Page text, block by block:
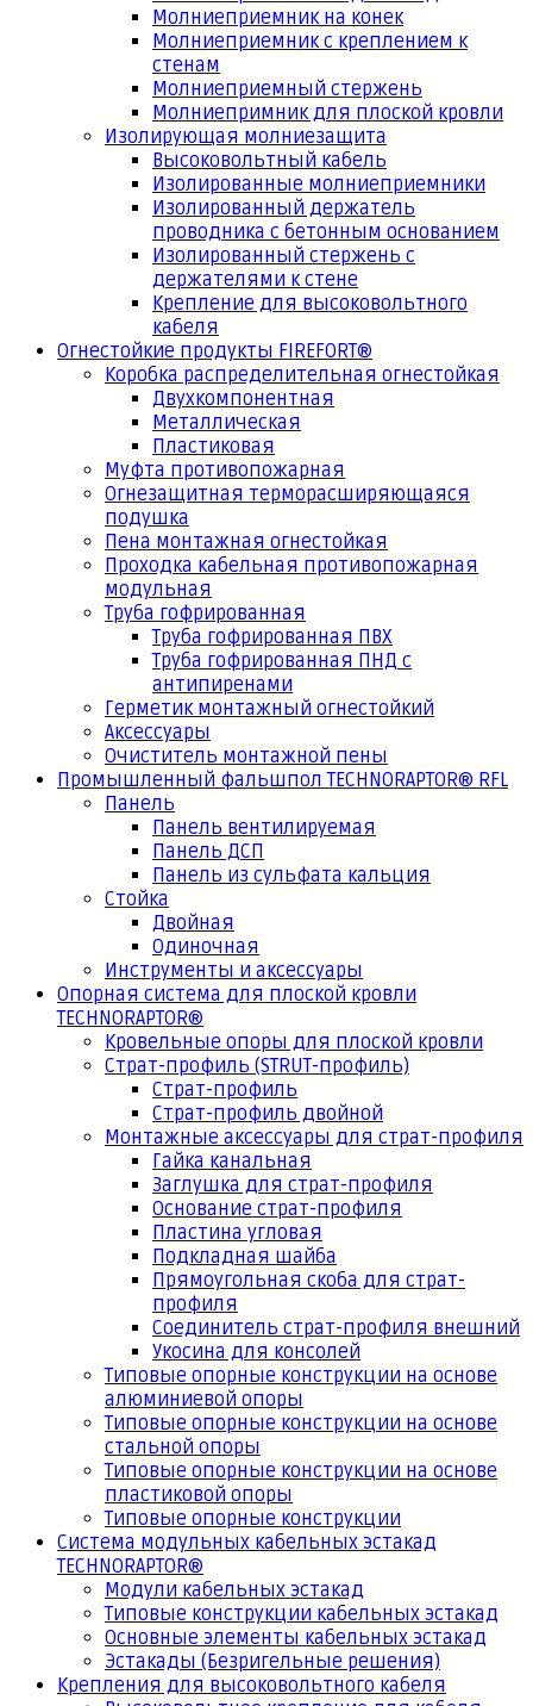
Молниеприемник на конек
Молниеприемник с креплением к
стенам
Молниеприемный стержень
Молниепримник для плоской кровли
Изолирующая молниезащита
Высоковольтный кабель
Изолированные молниеприемники
Изолированный держатель
проводника с бетонным основанием
Изолированный стержень с
держателями к стене
Крепление для высоковольтного
кабеля
Огнестойкие продукты FIREFORT®
Коробка распределительная огнестойкая
Двухкомпонентная
Металлическая
Пластиковая
Муфта противопожарная
Огнезащитная терморасширяющаяся
подушка
Пена монтажная огнестойкая
Проходка кабельная противопожарная
модульная
Труба гофрированная
Труба гофрированная ПВХ
Труба гофрированная ПНД с
антипиренами
Герметик монтажный огнестойкий
Аксессуары
Очиститель монтажной пены
Промышленный фальшпол TECHNORAPTOR® RFL
Панель
Панель вентилируемая
Панель ДСП
Панель из сульфата кальция
Стойка
Двойная
Одиночная
Инструменты и аксессуары
Опорная система для плоской кровли
TECHNORAPTOR®
Кровельные опоры для плоской кровли
Страт-профиль (STRUT-профиль)
Страт-профиль
Страт-профиль двойной
Монтажные аксессуары для страт-профиля
Гайка канальная
Заглушка для страт-профиля
Основание страт-профиля
Пластина угловая
Подкладная шайба
Прямоугольная скоба для страт-
профиля
Соединитель страт-профиля внешний
Укосина для консолей
Типовые опорные конструкции на основе
алюминиевой опоры
Типовые опорные конструкции на основе
стальной опоры
Типовые опорные конструкции на основе
пластиковой опоры
Типовые опорные конструкции
Система модульных кабельных эстакад
TECHNORAPTOR®
Модули кабельных эстакад
Типовые конструкции кабельных эстакад
Основные элементы кабельных эстакад
Эстакады (Безригельные решения)
Крепления для высоковольтного кабеля